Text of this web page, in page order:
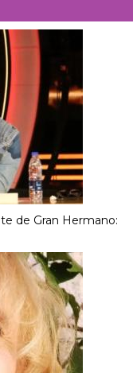
de Gran Hermano: